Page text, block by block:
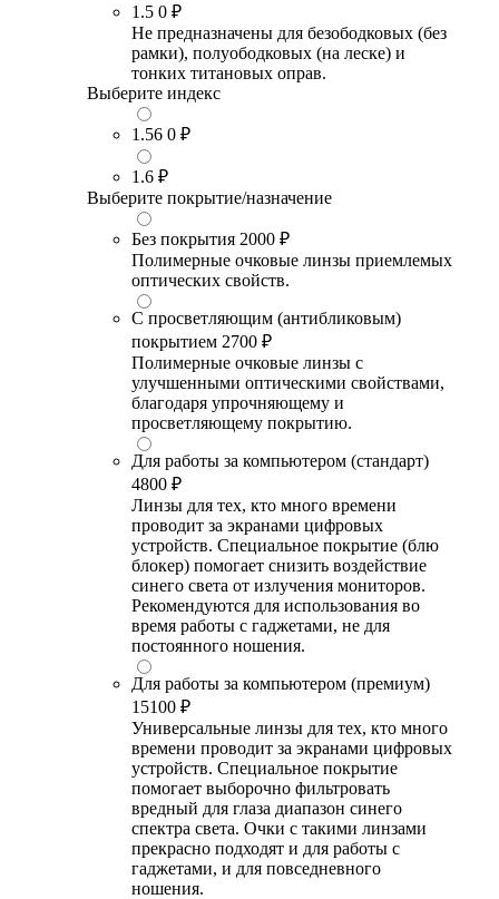
1.5 0 ₽
Не предназначены для безободковых (без
рамки), полуободковых (на леске) и
тонких титановых оправ.
Выберите индекс
1.56 0 ₽
1.6 ₽
Выберите покрытие/назначение
Без покрытия 2000 ₽
Полимерные очковые линзы приемлемых
оптических свойств.
С просветляющим (антибликовым)
покрытием 2700 ₽
Полимерные очковые линзы с
улучшенными оптическими свойствами,
благодаря упрочняющему и
просветляющему покрытию.
Для работы за компьютером (стандарт)
4800 ₽
Линзы для тех, кто много времени
проводит за экранами цифровых
устройств. Специальное покрытие (блю
блокер) помогает снизить воздействие
синего света от излучения мониторов.
Рекомендуются для использования во
время работы с гаджетами, не для
постоянного ношения.
Для работы за компьютером (премиум)
15100 ₽
Универсальные линзы для тех, кто много
времени проводит за экранами цифровых
устройств. Специальное покрытие
помогает выборочно фильтровать
вредный для глаза диапазон синего
спектра света. Очки с такими линзами
прекрасно подходят и для работы с
гаджетами, и для повседневного
ношения.